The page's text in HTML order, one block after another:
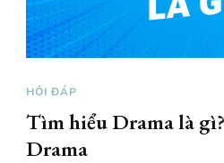
HỎI ĐÁP
Tìm hiểu Drama là
Drama